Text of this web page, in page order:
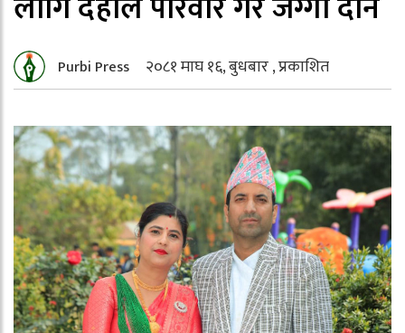
Purbi Press २०८१ माघ १६, बुधबार , प्रकाशित